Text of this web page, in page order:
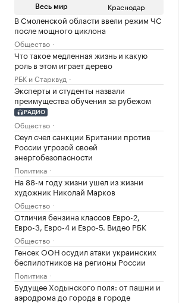
Весь мир Краснодар
В Смоленской области ввели режим ЧС
после мощного циклона
Общество
Что такое медленная жизнь и какую
роль в этом играет дерево
РБК и Старквуд
Эксперты и студенты назвали
преимущества обучения за рубежом
РАДИО
Общество
Сеул счел санкции Британии против
России угрозой своей
энергобезопасности
Политика
На 88-м году жизни ушел из жизни
художник Николай Марков
Общество
Отличия бензина классов Евро-2,
Евро-3, Евро-4 и Евро-5. Видео РБК
Общество
Генсек ООН осудил атаки украинских
беспилотников на регионы России
Политика
Будущее Ходынского поля: от пашни и
аэродрома до города в городе